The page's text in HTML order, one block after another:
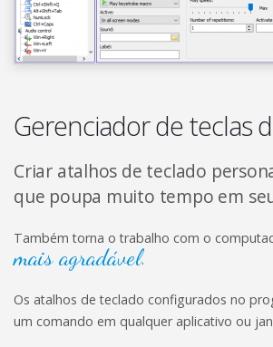
Gerenciador de teclas
Criar atalhos de teclado
que poupa muito tempo em
Também torna o trabalho com o
mais agradável.
Os atalhos de teclado configurados no
um comando em qualquer aplicativo ou